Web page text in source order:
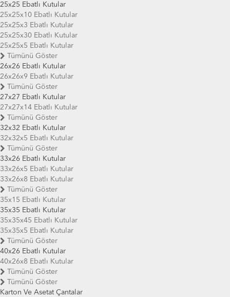
25x25 Ebatlı Kutular
25x25x10 Ebatlı Kutular
25x25x3 Ebatlı Kutular
25x25x30 Ebatlı Kutular
25x25x5 Ebatlı Kutular
Tümünü Göster
26x26 Ebatlı Kutular
26x26x9 Ebatlı Kutular
Tümünü Göster
27x27 Ebatlı Kutular
27x27x14 Ebatlı Kutular
Tümünü Göster
32x32 Ebatlı Kutular
32x32x5 Ebatlı Kutular
Tümünü Göster
33x26 Ebatlı Kutular
33x26x5 Ebatlı Kutular
33x26x8 Ebatlı Kutular
Tümünü Göster
35x15 Ebatlı Kutular
35x35 Ebatlı Kutular
35x35x45 Ebatlı Kutular
35x35x5 Ebatlı Kutular
Tümünü Göster
40x26 Ebatlı Kutular
40x26x8 Ebatlı Kutular
Tümünü Göster
Tümünü Göster
Karton Ve Asetat Çantalar